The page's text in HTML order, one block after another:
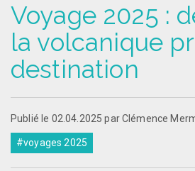
Voyage 2025 :
la volcanique
destination
Publié le 02.04.2025 par Clémence
#voyages 2025